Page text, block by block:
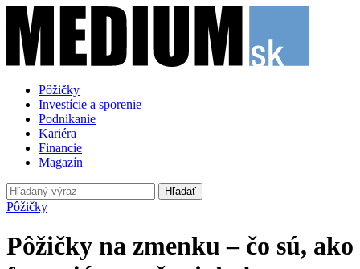
Pôžičky
Investície a sporenie
Podnikanie
Kariéra
Financie
Magazín
Hľadať
Pôžičky
Pôžičky na zmenku – čo sú, ako